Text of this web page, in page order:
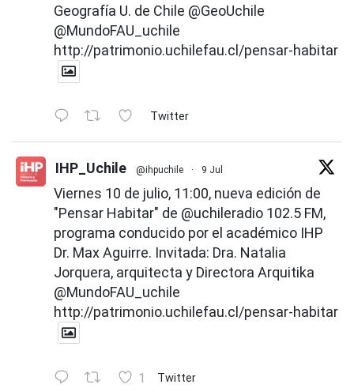
Geografía U. de Chile @GeoUchile
@MundoFAU_uchile
http://patrimonio.uchilefau.cl/pensar-habitar
Twitter
IHP_Uchile @ihpuchile · 9 Jul
Viernes 10 de julio, 11:00, nueva edición de
"Pensar Habitar" de @uchileradio 102.5 FM,
programa conducido por el académico IHP
Dr. Max Aguirre. Invitada: Dra. Natalia
Jorquera, arquitecta y Directora Arquitika
@MundoFAU_uchile
http://patrimonio.uchilefau.cl/pensar-habitar
1 Twitter